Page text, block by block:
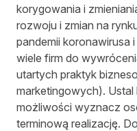
korygowania i
rozwoju i zmian na
pandemii koronawirusa
wiele firm do
utartych praktyk
marketingowych). Ustal
możliwości wyznacz
terminową realizację.